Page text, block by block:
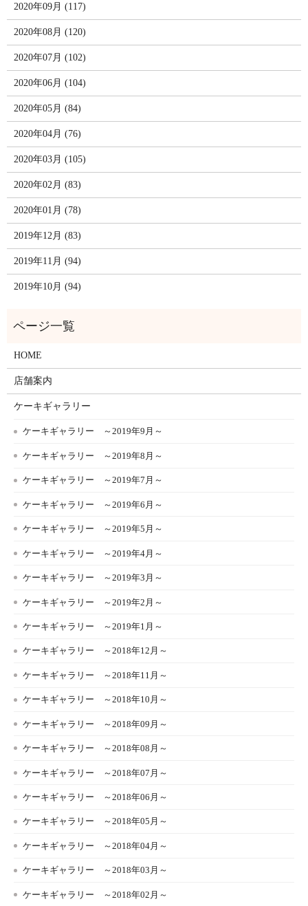
2020年09月 (117)
2020年08月 (120)
2020年07月 (102)
2020年06月 (104)
2020年05月 (84)
2020年04月 (76)
2020年03月 (105)
2020年02月 (83)
2020年01月 (78)
2019年12月 (83)
2019年11月 (94)
2019年10月 (94)
HOME
店舗案内
ケーキギャラリー
ケーキギャラリー ～2019年9月～
ケーキギャラリー ～2019年8月～
ケーキギャラリー ～2019年7月～
ケーキギャラリー ～2019年6月～
ケーキギャラリー ～2019年5月～
ケーキギャラリー ～2019年4月～
ケーキギャラリー ～2019年3月～
ケーキギャラリー ～2019年2月～
ケーキギャラリー ～2019年1月～
ケーキギャラリー ～2018年12月～
ケーキギャラリー ～2018年11月～
ケーキギャラリー ～2018年10月～
ケーキギャラリー ～2018年09月～
ケーキギャラリー ～2018年08月～
ケーキギャラリー ～2018年07月～
ケーキギャラリー ～2018年06月～
ケーキギャラリー ～2018年05月～
ケーキギャラリー ～2018年04月～
ケーキギャラリー ～2018年03月～
ケーキギャラリー ～2018年02月～